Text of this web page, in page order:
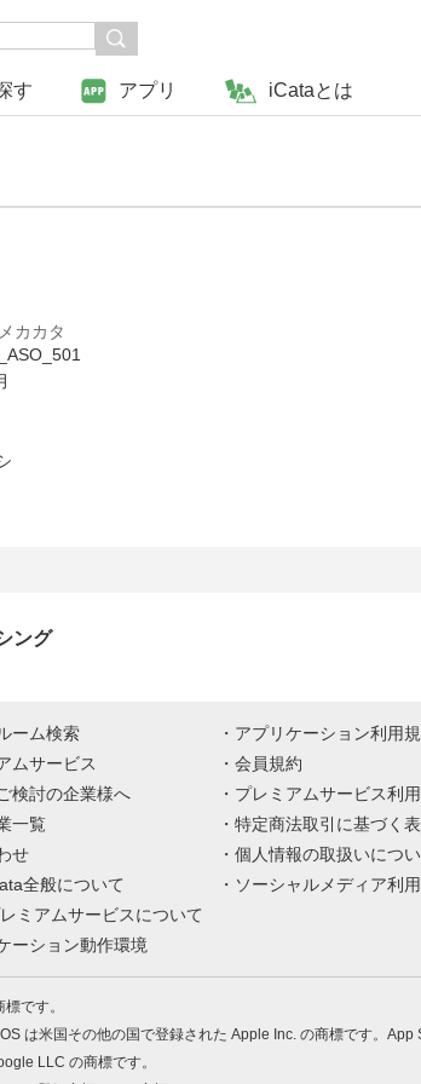
す アプリ iCataとは
カカタ
ング
ーム検索
ムサービス
検討の企業様へ
一覧
せ
全般について
ミアムサービスについて
ーション動作環境
アプリケーション利用
会員規約
プレミアムサービス利
特定商法取引に基づく
個人情報の取扱いにつ
ソーシャルメディア利
です。
は米国その他の国で登録された Apple Inc. の商標です。App
LLC の商標です。